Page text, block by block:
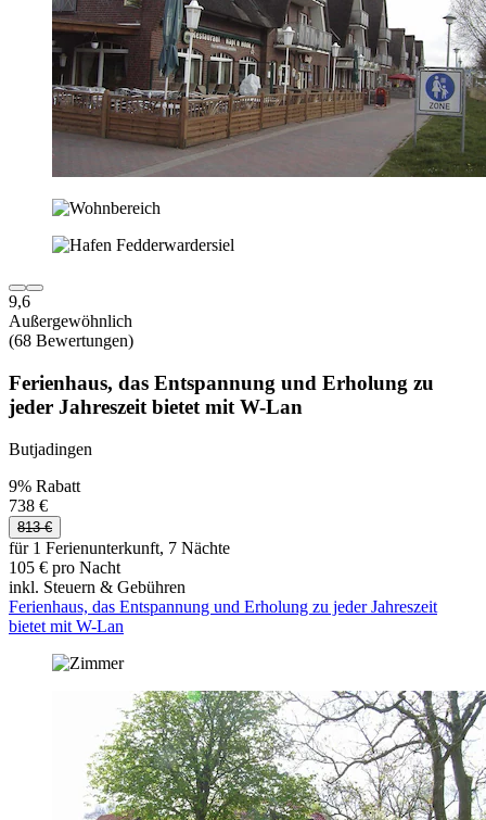
9,6
Außergewöhnlich
(68 Bewertungen)
Ferienhaus, das Entspannung und Erholung zu
jeder Jahreszeit bietet mit W-Lan
Butjadingen
9% Rabatt
738 €
813 €
für 1 Ferienunterkunft, 7 Nächte
105 € pro Nacht
inkl. Steuern & Gebühren
Ferienhaus, das Entspannung und Erholung zu jeder Jahreszeit
bietet mit W-Lan